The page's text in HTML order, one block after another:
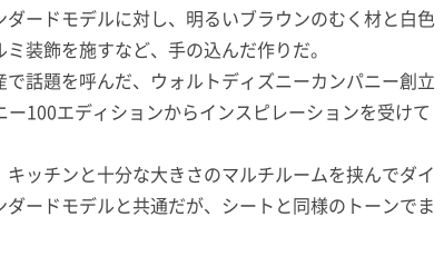
ードモデルに対し、明るいブラウンのむく材と白色
装飾を施すなど、手の込んだ作りだ。
話題を呼んだ、ウォルトディズニーカンパニー創立
100エディションからインスピレーションを受けて
ッチンと十分な大きさのマルチルームを挟んでダイ
ードモデルと共通だが、シートと同様のトーンでま